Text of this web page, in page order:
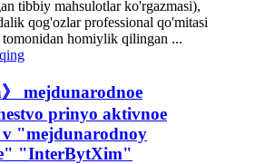
tibbiy mahsulotlar ko'rgazmasi),
qog'ozlar professional qo'mitasi
tomonidan homiylik qilingan ...
》 mejdunarodnoe
prinyo aktivnoe
v "mejdunarodnoy
"InterBytXim"